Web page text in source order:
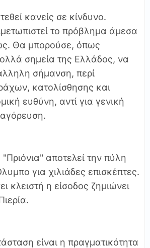
κανείς σε κίνδυνο.
το πρόβλημα άμεσα
Θα μπορούσε, όπως
σημεία της Ελλάδος, να
σήμανση, περί
κατολίσθησης και
ευθύνη, αντί για γενική
αποτελεί την πύλη
για χιλιάδες επισκέπτες.
κλειστή η είσοδος ζημιώνει
είναι η πραγματικότητα